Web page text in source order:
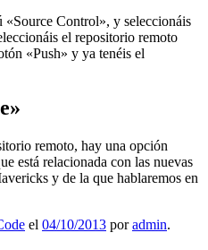
«Source Control», y seleccionáis
el repositorio remoto
«Push» y ya tenéis el
remoto, hay una opción
está relacionada con las nuevas
y de la que hablaremos en
el 04/10/2013 poradmin.